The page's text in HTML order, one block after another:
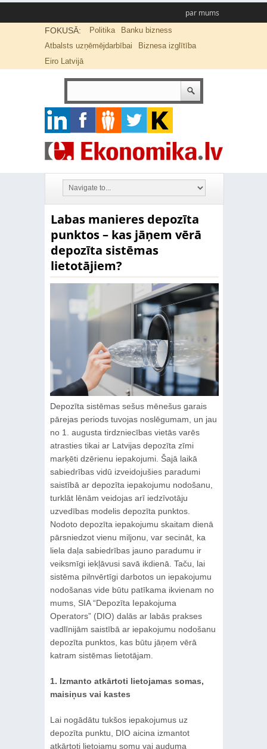
par mums
FOKUSĀ: Politika
Banku bizness
Atbalsts uzņēmējdarbībai
Biznesa izglītība
Eiro Latvijā
Labas manieres depozīta
punktos – kas jāņem vērā
depozīta sistēmas
lietotājiem?
Depozīta sistēmas sešus mēnešus garais
pārejas periods tuvojas noslēgumam, un jau
no 1. augusta tirdzniecības vietās varēs
atrasties tikai ar Latvijas depozīta zīmi
marķēti dzērienu iepakojumi. Šajā laikā
sabiedrības vidū izveidojušies paradumi
saistībā ar depozīta iepakojumu nodošanu,
turklāt lēnām veidojas arī iedzīvotāju
uzvedības modelis depozīta punktos.
Nodoto depozīta iepakojumu skaitam dienā
pārsniedzot vienu miljonu, var secināt, ka
liela daļa sabiedrības jauno paradumu ir
veiksmīgi iekļāvusi savā ikdienā. Taču, lai
sistēma pilnvērtīgi darbotos un iepakojumu
nodošanas vide būtu patīkama ikvienam no
mums, SIA “Depozīta Iepakojuma
Operators” (DIO) dalās ar labās prakses
vadlīnijām saistībā ar iepakojumu nodošanu
depozīta punktos, kas būtu jāņem vērā
katram sistēmas lietotājam.
1. Izmanto atkārtoti lietojamas somas,
maisiņus vai kastes
Lai nogādātu tukšos iepakojumus uz
depozīta punktu, DIO aicina izmantot
atkārtoti lietojamu somu vai auduma